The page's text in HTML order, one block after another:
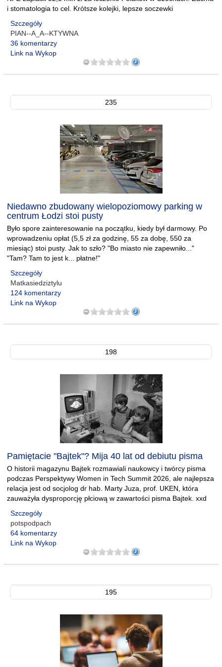
i stomatologia to cel. Krótsze kolejki, lepsze soczewki
Szczegóły
PIAN--A_A--KTYWNA
36 komentarzy
Link na Wykop
235
Niedawno zbudowany wielopoziomowy parking w
centrum Łodzi stoi pusty
Było spore zainteresowanie na początku, kiedy był darmowy. Po
wprowadzeniu opłat (5,5 zł za godzinę, 55 za dobę, 550 za
miesiąc) stoi pusty. Jak to szło? "Bo miasto nie zapewniło..."
"Tam? Tam to jest k... płatne!"
Szczegóły
Matkasiedziztylu
124 komentarzy
Link na Wykop
198
Pamiętacie "Bajtek"? Mija 40 lat od debiutu pisma
O historii magazynu Bajtek rozmawiali naukowcy i twórcy pisma
podczas Perspektywy Women in Tech Summit 2026, ale najlepsza
relacja jest od socjolog dr hab. Marty Juza, prof. UKEN, która
zauważyła dysproporcję płciową w zawartości pisma Bajtek. xxd
Szczegóły
potspodpach
64 komentarzy
Link na Wykop
195